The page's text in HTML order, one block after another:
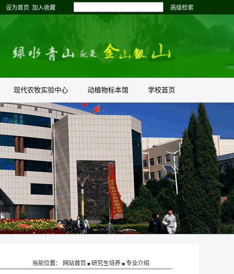
设为首页 加入收藏 高级检索
现代农牧实验中心 动植物标本馆 学校首页
当前位置： 网站首页 研究生培养 专业介绍